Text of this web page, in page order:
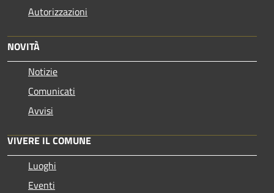
Autorizzazioni
NOVITÀ
Notizie
Comunicati
Avvisi
VIVERE IL COMUNE
Luoghi
Eventi